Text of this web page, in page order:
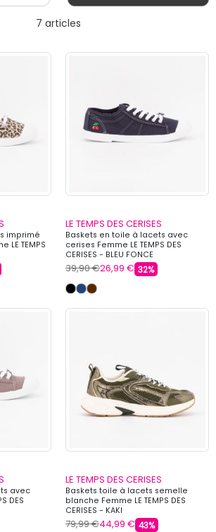
7 articles
imprimé
LE TEMPS
LE TEMPS DES CERISES
Baskets en toile à lacets avec
cerises Femme LE TEMPS DES
CERISES - BLEU FONCE
39,90 €26,99 € 32%
avec
DES
LE TEMPS DES CERISES
Baskets toile à lacets semelle
blanche Femme LE TEMPS DES
CERISES - KAKI
79,99 €44,99 € 43%